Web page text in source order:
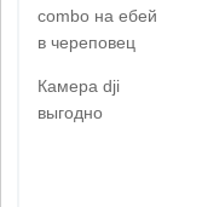
combo на ебей
в череповец
Камера dji
выгодно